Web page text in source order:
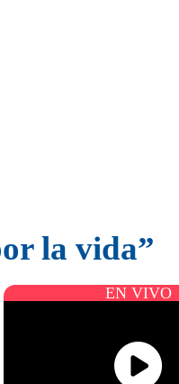
la vida”
EN VIVO